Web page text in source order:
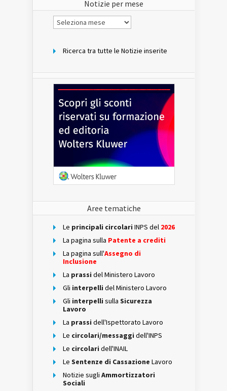
Notizie per mese
Notizie
per
Ricerca tra tutte le Notizie inserite
Aree tematiche
Le principali circolari INPS del 2026
La pagina sulla Patente a crediti
La pagina sull'Assegno di
Inclusione
La prassi del Ministero Lavoro
Gli interpelli del Ministero Lavoro
Gli interpelli sulla Sicurezza
Lavoro
La prassi dell'Ispettorato Lavoro
Le circolari/messaggi dell'INPS
Le circolari dell'INAIL
Le Sentenze di Cassazione Lavoro
Notizie sugli Ammortizzatori
Sociali